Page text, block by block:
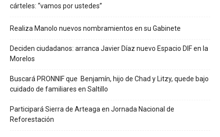
cárteles: “vamos por ustedes”
Realiza Manolo nuevos nombramientos en su Gabinete
Deciden ciudadanos: arranca Javier Díaz nuevo Espacio DIF en la
Morelos
Buscará PRONNIF que Benjamín, hijo de Chad y Litzy, quede bajo
cuidado de familiares en Saltillo
Participará Sierra de Arteaga en Jornada Nacional de
Reforestación